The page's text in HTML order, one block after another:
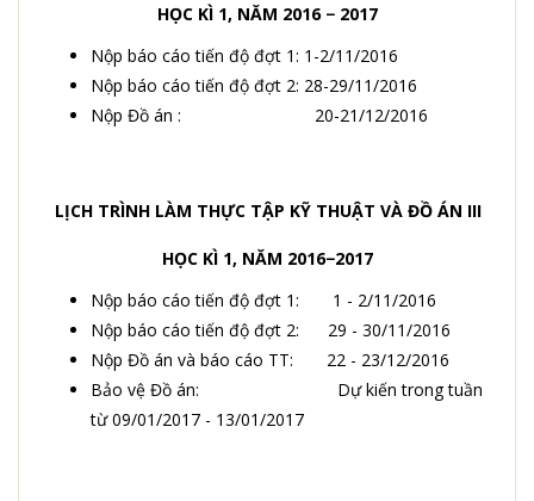
HỌC KÌ 1, NĂM 2016 − 2017
Nộp báo cáo tiến độ đợt 1: 1-2/11/2016
Nộp báo cáo tiến độ đợt 2: 28-29/11/2016
Nộp Đồ án : 20-21/12/2016
LỊCH TRÌNH LÀM THỰC TẬP KỸ THUẬT VÀ ĐỒ ÁN III
HỌC KÌ 1, NĂM 2016−2017
Nộp báo cáo tiến độ đợt 1: 1 - 2/11/2016
Nộp báo cáo tiến độ đợt 2: 29 - 30/11/2016
Nộp Đồ án và báo cáo TT: 22 - 23/12/2016
Bảo vệ Đồ án: Dự kiến trong tuần
từ 09/01/2017 - 13/01/2017